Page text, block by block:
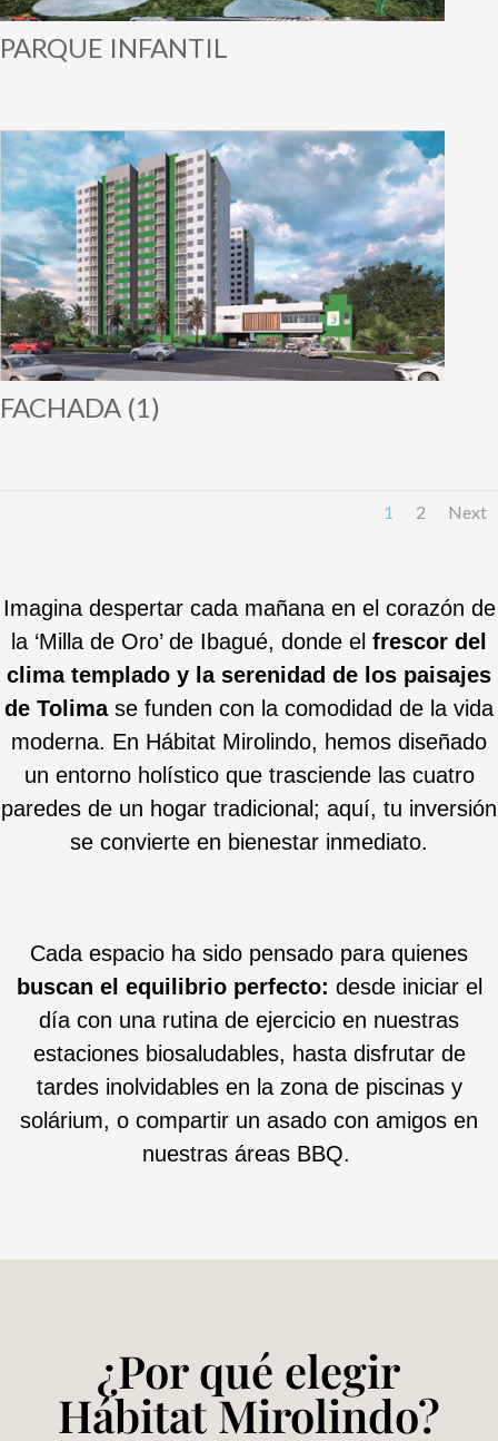
PARQUE INFANTIL
FACHADA (1)
1 2 Next
Imagina despertar cada mañana en el corazón de
la ‘Milla de Oro’ de Ibagué, donde el frescor del
clima templado y la serenidad de los paisajes
de Tolimase funden con la comodidad de la vida
moderna. En Hábitat Mirolindo, hemos diseñado
un entorno holístico que trasciende las cuatro
paredes de un hogar tradicional; aquí, tu inversión
se convierte en bienestar inmediato.
Cada espacio ha sido pensado para quienes
buscan el equilibrio perfecto: desde iniciar el
día con una rutina de ejercicio en nuestras
estaciones biosaludables, hasta disfrutar de
tardes inolvidables en la zona de piscinas y
solárium, o compartir un asado con amigos en
nuestras áreas BBQ.
¿Por qué elegir
Hábitat Mirolindo?